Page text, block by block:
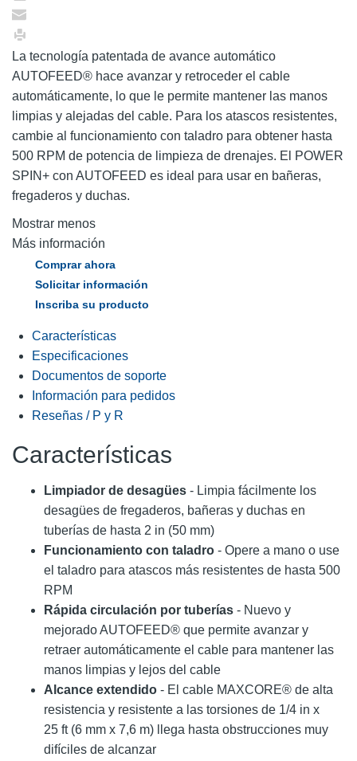
La tecnología patentada de avance automático
AUTOFEED® hace avanzar y retroceder el cable
automáticamente, lo que le permite mantener las manos
limpias y alejadas del cable. Para los atascos resistentes,
cambie al funcionamiento con taladro para obtener hasta
500 RPM de potencia de limpieza de drenajes. El POWER
SPIN+ con AUTOFEED es ideal para usar en bañeras,
fregaderos y duchas.
Mostrar menos
Más información
Comprar ahora
Solicitar información
Inscriba su producto
Características
Especificaciones
Documentos de soporte
Información para pedidos
Reseñas / P y R
Características
Limpiador de desagües - Limpia fácilmente los
desagües de fregaderos, bañeras y duchas en
tuberías de hasta 2 in (50 mm)
Funcionamiento con taladro - Opere a mano o use
el taladro para atascos más resistentes de hasta 500
RPM
Rápida circulación por tuberías - Nuevo y
mejorado AUTOFEED® que permite avanzar y
retraer automáticamente el cable para mantener las
manos limpias y lejos del cable
Alcance extendido - El cable MAXCORE® de alta
resistencia y resistente a las torsiones de 1/4 in x
25 ft (6 mm x 7,6 m) llega hasta obstrucciones muy
difíciles de alcanzar